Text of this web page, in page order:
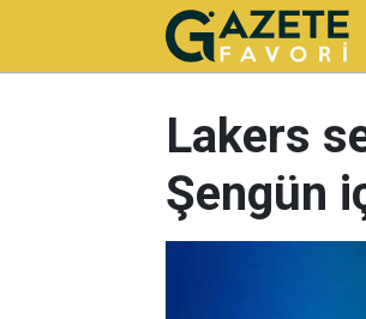
Lakers
Şengün